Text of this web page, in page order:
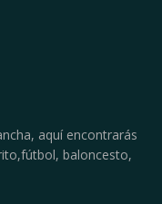
aquí encontrarás
baloncesto,